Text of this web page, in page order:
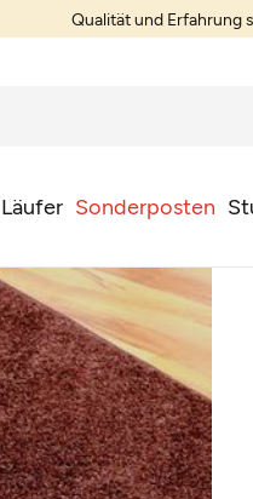
Qualität und Erfahrung
Läufer Sonderposten